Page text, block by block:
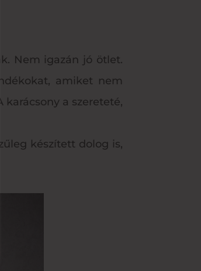
Nem igazán jó ötlet.
amiket nem
a szereteté,
készített dolog is,